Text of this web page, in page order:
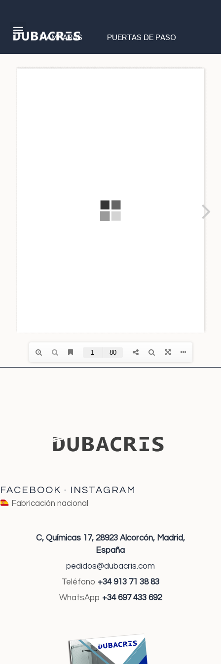
MAMPARAS PUERTAS DE PASO
FACEBOOK · INSTAGRAM
Fabricación nacional
C, Químicas 17, 28923 Alcorcón, Madrid,
España
pedidos@dubacris.com
Teléfono +34 913 71 38 83
WhatsApp +34 697 433 692